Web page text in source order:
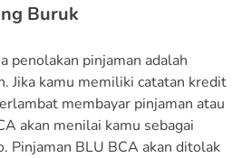
Buruk
penolakan pinjaman adalah
Jika kamu memiliki catatan kredit
membayar pinjaman atau
akan menilai kamu sebagai
Pinjaman BLU BCA akan ditolak